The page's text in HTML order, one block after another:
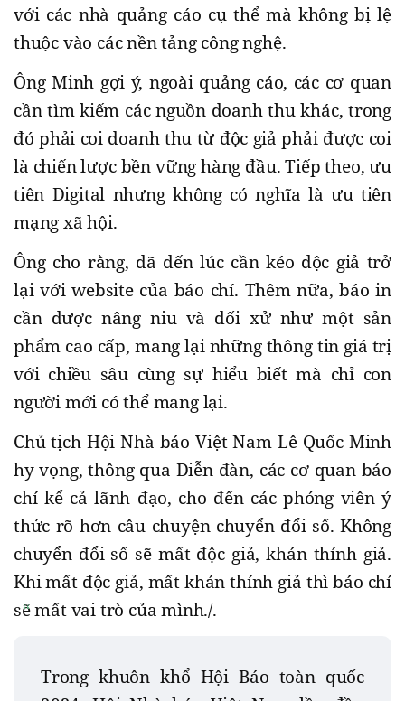
với các nhà quảng cáo cụ thể mà không bị lệ
thuộc vào các nền tảng công nghệ.
Ông Minh gợi ý, ngoài quảng cáo, các cơ quan
cần tìm kiếm các nguồn doanh thu khác, trong
đó phải coi doanh thu từ độc giả phải được coi
là chiến lược bền vững hàng đầu. Tiếp theo, ưu
tiên Digital nhưng không có nghĩa là ưu tiên
mạng xã hội.
Ông cho rằng, đã đến lúc cần kéo độc giả trở
lại với website của báo chí. Thêm nữa, báo in
cần được nâng niu và đối xử như một sản
phẩm cao cấp, mang lại những thông tin giá trị
với chiều sâu cùng sự hiểu biết mà chỉ con
người mới có thể mang lại.
Chủ tịch Hội Nhà báo Việt Nam Lê Quốc Minh
hy vọng, thông qua Diễn đàn, các cơ quan báo
chí kể cả lãnh đạo, cho đến các phóng viên ý
thức rõ hơn câu chuyện chuyển đổi số. Không
chuyển đổi số sẽ mất độc giả, khán thính giả.
Khi mất độc giả, mất khán thính giả thì báo chí
sẽ mất vai trò của mình./.
Trong khuôn khổ Hội Báo toàn quốc